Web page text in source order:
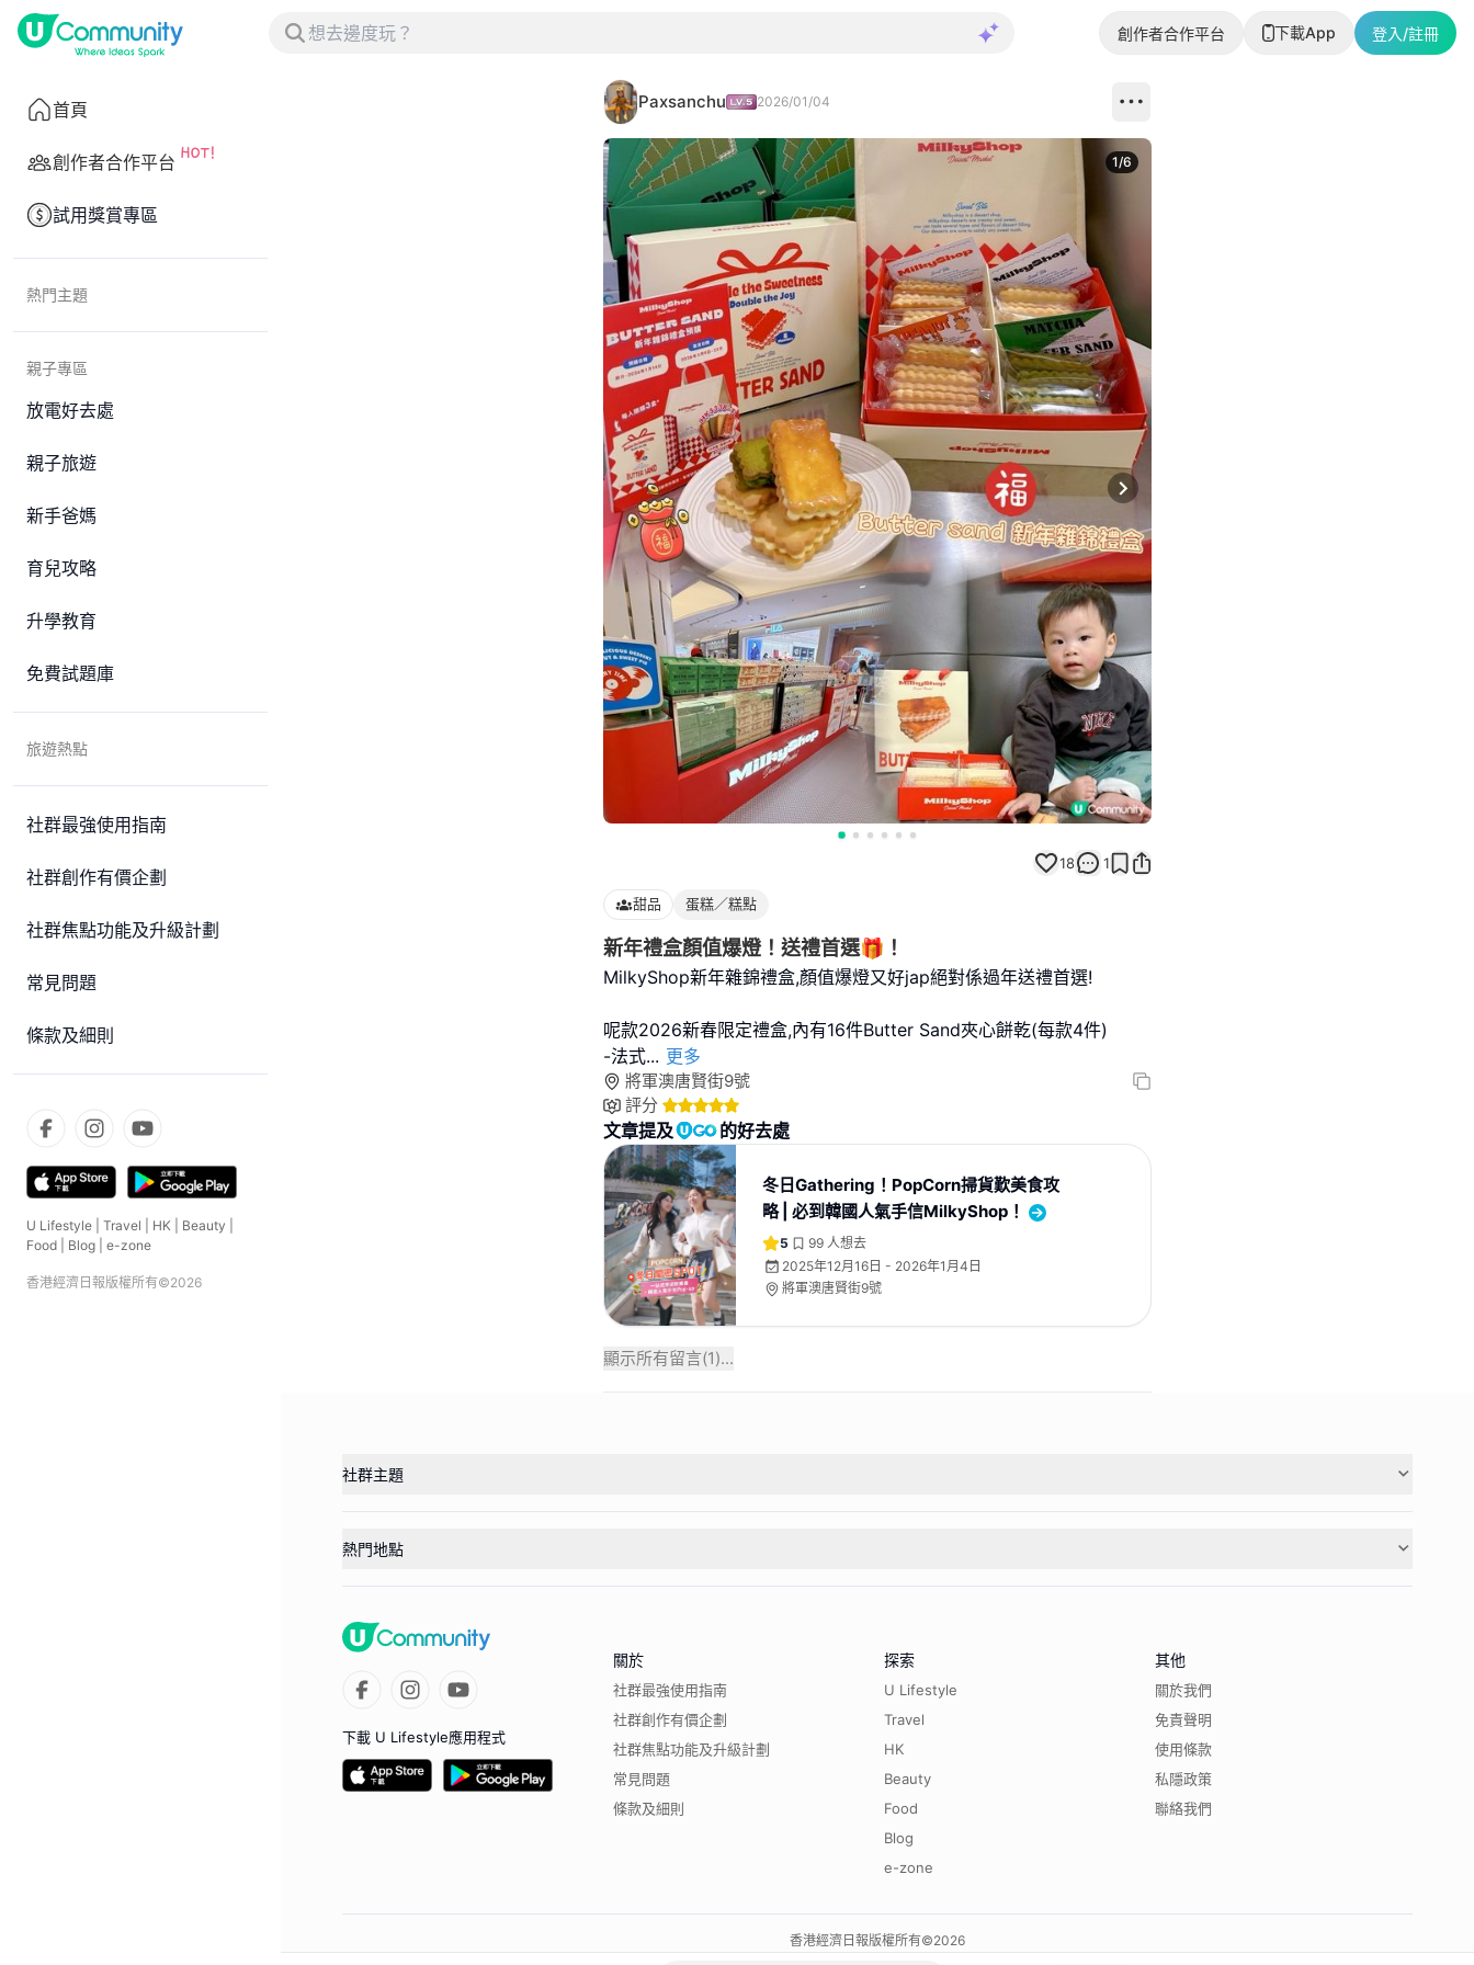
創作者合作平台 下載App 登入/註冊
首頁
創作者合作平台
試用獎賞專區
熱門主題
親子專區
放電好去處
親子旅遊
新手爸媽
育兒攻略
升學教育
免費試題庫
旅遊熱點
社群最強使用指南
社群創作有價企劃
社群焦點功能及升級計劃
常見問題
條款及細則
U Lifestyle Travel HK Beauty
Food
Blog e-zone
香港經濟日報版權所有©2026
Paxsanchu 2026/01/04
Next slide
1/6
18 1
甜品 蛋糕／糕點
新年禮盒顏值爆燈！送禮首選🎁！
MilkyShop新年雜錦禮盒,顏值爆燈又好jap絕對係過年送禮首選!
呢款2026新春限定禮盒,內有16件Butter Sand夾心餅乾(每款4件)
-法式... 更多
將軍澳唐賢街9號
評分
文章提及 的好去處
冬日Gathering！PopCorn掃貨歎美食攻
略 | 必到韓國人氣手信MilkyShop！
5 99 人想去
2025年12月16日 - 2026年1月4日
將軍澳唐賢街9號
顯示所有留言(1)...
社群主題
熱門地點
下載 U Lifestyle應用程式
關於
社群最強使用指南
社群創作有價企劃
社群焦點功能及升級計劃
常見問題
條款及細則
探索
U Lifestyle
Travel
HK
Beauty
Food
Blog
e-zone
其他
關於我們
免責聲明
使用條款
私隱政策
聯絡我們
香港經濟日報版權所有©2026